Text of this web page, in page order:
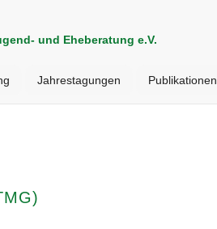
und Eheberatung e.V.
Jahrestagungen Publikationen